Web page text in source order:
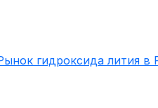
гидроксида лития в